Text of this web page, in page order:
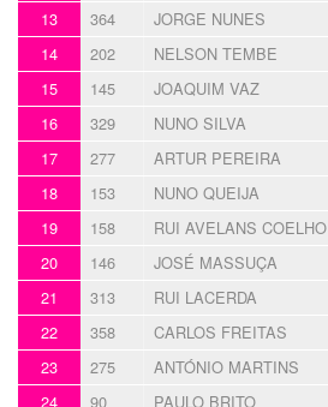
13 364 JORGE NUNES
14 202 NELSON TEMBE
15 145 JOAQUIM VAZ
16 329 NUNO SILVA
17 277 ARTUR PEREIRA
18 153 NUNO QUEIJA
19 158 RUI AVELANS COELHO
20 146 JOSÉ MASSUÇA
21 313 RUI LACERDA
22 358 CARLOS FREITAS
23 275 ANTÓNIO MARTINS
24 90 PAULO BRITO